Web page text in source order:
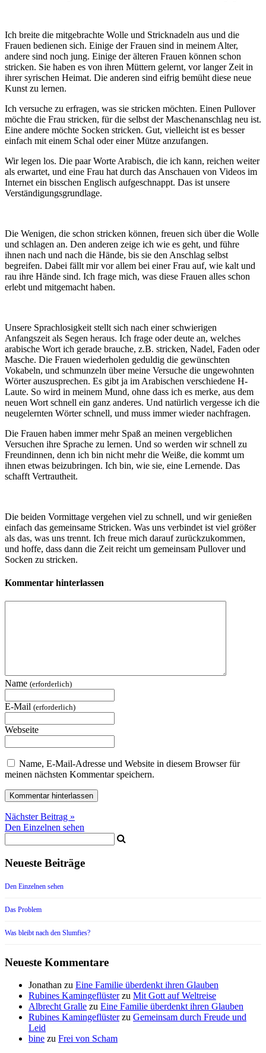
Ich breite die mitgebrachte Wolle und Stricknadeln aus und die
Frauen bedienen sich. Einige der Frauen sind in meinem Alter,
andere sind noch jung. Einige der älteren Frauen können schon
stricken. Sie haben es von ihren Müttern gelernt, vor langer Zeit in
ihrer syrischen Heimat. Die anderen sind eifrig bemüht diese neue
Kunst zu lernen.
Ich versuche zu erfragen, was sie stricken möchten. Einen Pullover
möchte die Frau stricken, für die selbst der Maschenanschlag neu ist.
Eine andere möchte Socken stricken. Gut, vielleicht ist es besser
einfach mit einem Schal oder einer Mütze anzufangen.
Wir legen los. Die paar Worte Arabisch, die ich kann, reichen weiter
als erwartet, und eine Frau hat durch das Anschauen von Videos im
Internet ein bisschen Englisch aufgeschnappt. Das ist unsere
Verständigungsgrundlage.
Die Wenigen, die schon stricken können, freuen sich über die Wolle
und schlagen an. Den anderen zeige ich wie es geht, und führe
ihnen nach und nach die Hände, bis sie den Anschlag selbst
begreifen. Dabei fällt mir vor allem bei einer Frau auf, wie kalt und
rau ihre Hände sind. Ich frage mich, was diese Frauen alles schon
erlebt und mitgemacht haben.
Unsere Sprachlosigkeit stellt sich nach einer schwierigen
Anfangszeit als Segen heraus. Ich frage oder deute an, welches
arabische Wort ich gerade brauche, z.B. stricken, Nadel, Faden oder
Masche. Die Frauen wiederholen geduldig die gewünschten
Vokabeln, und schmunzeln über meine Versuche die ungewohnten
Wörter auszusprechen. Es gibt ja im Arabischen verschiedene H-
Laute. So wird in meinem Mund, ohne dass ich es merke, aus dem
neuen Wort schnell ein ganz anderes. Und natürlich vergesse ich die
neugelernten Wörter schnell, und muss immer wieder nachfragen.
Die Frauen haben immer mehr Spaß an meinen vergeblichen
Versuchen ihre Sprache zu lernen. Und so werden wir schnell zu
Freundinnen, denn ich bin nicht mehr die Weiße, die kommt um
ihnen etwas beizubringen. Ich bin, wie sie, eine Lernende. Das
schafft Vertrautheit.
Die beiden Vormittage vergehen viel zu schnell, und wir genießen
einfach das gemeinsame Stricken. Was uns verbindet ist viel größer
als das, was uns trennt. Ich freue mich darauf zurückzukommen,
und hoffe, dass dann die Zeit reicht um gemeinsam Pullover und
Socken zu stricken.
Kommentar hinterlassen
Name (erforderlich)
E-Mail (erforderlich)
Webseite
Name, E-Mail-Adresse und Website in diesem Browser für
meinen nächsten Kommentar speichern.
Nächster Beitrag »
Den Einzelnen sehen
Neueste Beiträge
Den Einzelnen sehen
Das Problem
Was bleibt nach den Slumfies?
Neueste Kommentare
Jonathan zu Eine Familie überdenkt ihren Glauben
Rubines Kamingeflüsterzu Mit Gott auf Weltreise
Albrecht Gralle zu Eine Familie überdenkt ihren Glauben
Rubines Kamingeflüsterzu Gemeinsam durch Freude und
Leid
bine zu Frei von Scham